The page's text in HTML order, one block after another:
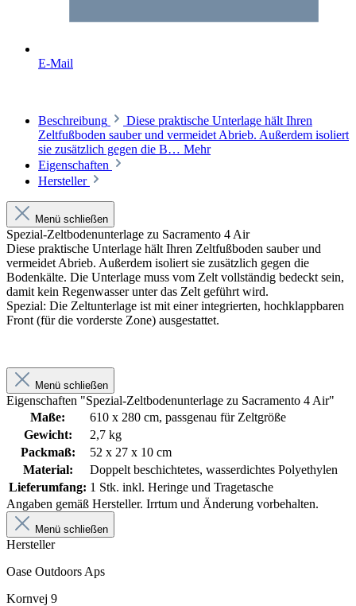
E-Mail
Beschreibung
Diese praktische Unterlage hält Ihren
Zeltfußboden sauber und vermeidet Abrieb. Außerdem isoliert
sie zusätzlich gegen die B… Mehr
Eigenschaften
Hersteller
Menü schließen
Spezial-Zeltbodenunterlage zu Sacramento 4 Air
Diese praktische Unterlage hält Ihren Zeltfußboden sauber und
vermeidet Abrieb. Außerdem isoliert sie zusätzlich gegen die
Bodenkälte. Die Unterlage muss vom Zelt vollständig bedeckt sein,
damit kein Regenwasser unter das Zelt geführt wird.
Spezial: Die Zeltunterlage ist mit einer integrierten, hochklappbaren
Front (für die vorderste Zone) ausgestattet.
Menü schließen
Eigenschaften "Spezial-Zeltbodenunterlage zu Sacramento 4 Air"
Maße:
610 x 280 cm, passgenau für Zeltgröße
Gewicht:
2,7 kg
Packmaß:
52 x 27 x 10 cm
Material:
Doppelt beschichtetes, wasserdichtes Polyethylen
Lieferumfang: 1 Stk. inkl. Heringe und Tragetasche
Angaben gemäß Hersteller. Irrtum und Änderung vorbehalten.
Menü schließen
Hersteller
Oase Outdoors Aps
Kornvej 9